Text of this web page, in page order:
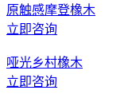
原触感摩登橡木
立即咨询
哑光乡村橡木
立即咨询